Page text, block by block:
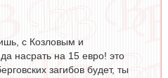
с Козловым и
насрать на 15 евро! это
загибов будет, ты